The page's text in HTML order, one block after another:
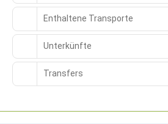
Enthaltene Transporte
Unterkünfte
Transfers